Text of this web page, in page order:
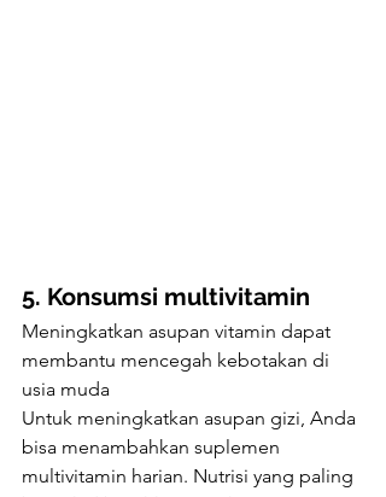
5. Konsumsi multivitamin
Meningkatkan asupan vitamin dapat
membantu mencegah kebotakan di
usia muda
Untuk meningkatkan asupan gizi, Anda
bisa menambahkan suplemen
multivitamin harian. Nutrisi yang paling